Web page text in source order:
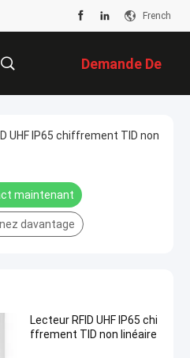
French
Demande De
Soumission
UHF IP65 chiffrement TID non
maintenant
davantage
Lecteur RFID UHF IP65 chi
ffrement TID non linéaire